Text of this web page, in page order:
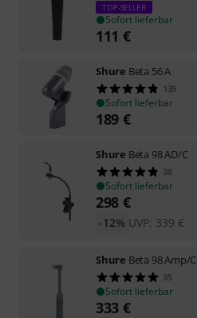
TOP-SELLER
Sofort lieferbar
111 €
Shure Beta 56 A
139
Sofort lieferbar
189 €
Shure Beta 98 AD/C
38
Sofort lieferbar
298 €
UVP: 339 €
-12%
Shure Beta 98 Amp/C
35
Sofort lieferbar
333 €